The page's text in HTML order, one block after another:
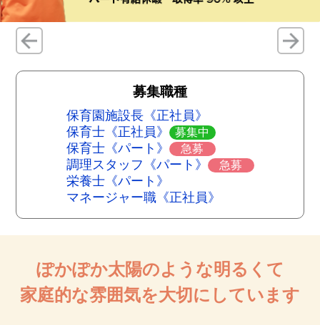
募集職種
保育園施設長《正社員》
保育士《正社員》
募集中
保育士《パート》 急募
調理スタッフ《パート》 急募
栄養士《パート》
マネージャー職《正社員》
ぽかぽか太陽のような明るくて
家庭的な雰囲気を大切にしています